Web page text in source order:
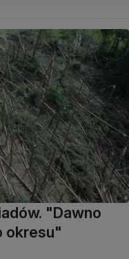
"Dawno
okresu"